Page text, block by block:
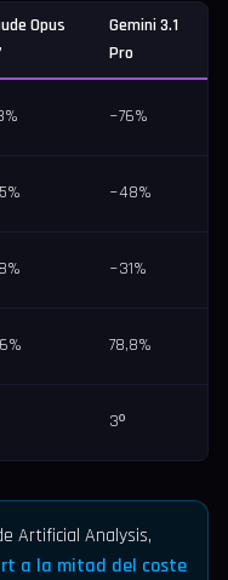
Opus
Gemini 3.1
Pro
~76%
~48%
~31%
78,8%
3º
Artificial Analysis,
a la mitad del coste